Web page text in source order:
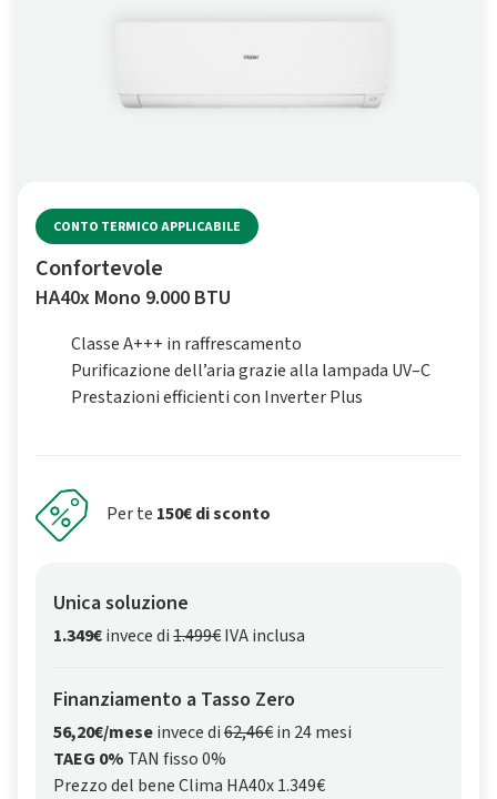
CONTO TERMICO APPLICABILE
Confortevole
HA40x Mono 9.000 BTU
Classe A+++ in raffrescamento
Purificazione dell’aria grazie alla lampada UV–C
Prestazioni efficienti con Inverter Plus
Per te 150€ di sconto
Unica soluzione
1.349€invece di1.499€IVA inclusa
Finanziamento a Tasso Zero
56,20€/meseinvece di62,46€in 24 mesi
TAEG 0% TAN fisso 0%
Prezzo del bene Clima HA40x 1.349€